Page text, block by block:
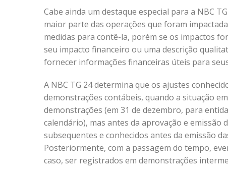
Cabe ainda um destaque especial para a NBC
maior parte das operações que foram
medidas para contê-la, porém se os impactos
seu impacto financeiro ou uma descrição
fornecer informações financeiras úteis para
A NBC TG 24 determina que os ajustes
demonstrações contábeis, quando a situação
demonstrações (em 31 de dezembro, para
calendário), mas antes da aprovação e
subsequentes e conhecidos antes da emissão
Posteriormente, com a passagem do tempo,
caso, ser registrados em demonstrações